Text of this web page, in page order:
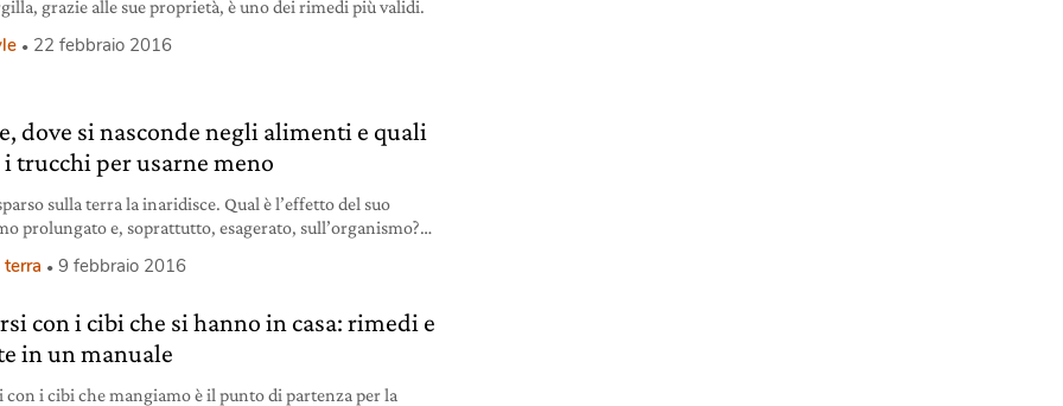
grazie alle sue proprietà, è uno dei rimedi più validi.
22 febbraio 2016
dove si nasconde negli alimenti e quali
i trucchi per usarne meno
sulla terra la inaridisce. Qual è l’effetto del suo
prolungato e, soprattutto, esagerato, sull’organismo?
terra 9 febbraio 2016
con i cibi che si hanno in casa: rimedi e
in un manuale
con i cibi che mangiamo è il punto di partenza per la